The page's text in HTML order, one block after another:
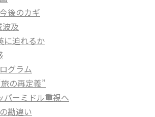
後のカギ
波及
に迫れるか
グラム
の再定義”
パーミドル重視へ
勘違い